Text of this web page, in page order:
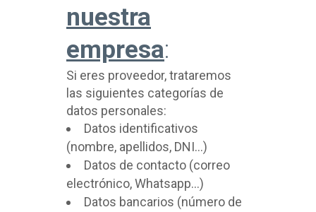
nuestra
empresa:
Si eres proveedor, trataremos
las siguientes categorías de
datos personales:
Datos identificativos
(nombre, apellidos, DNI…)
Datos de contacto (correo
electrónico, Whatsapp…)
Datos bancarios (número de